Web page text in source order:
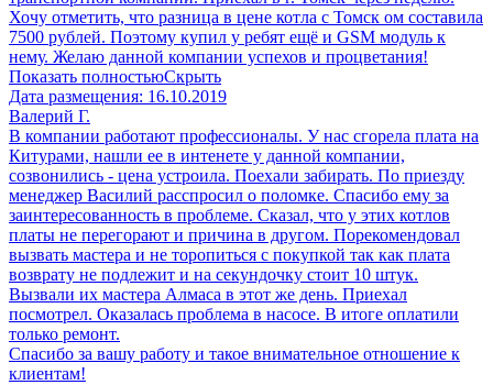
Хочу отметить, что разница в цене котла с Томск ом составила
7500 рублей. Поэтому купил у ребят ещё и GSM модуль к
нему. Желаю данной компании успехов и процветания!
Показать полностьюСкрыть
Дата размещения: 16.10.2019
Валерий Г.
В компании работают профессионалы. У нас сгорела плата на
Китурами, нашли ее в интенете у данной компании,
созвонились - цена устроила. Поехали забирать. По приезду
менеджер Василий расспросил о поломке. Спасибо ему за
заинтересованность в проблеме. Сказал, что у этих котлов
платы не перегорают и причина в другом. Порекомендовал
вызвать мастера и не торопиться с покупкой так как плата
возврату не подлежит и на секундочку стоит 10 штук.
Вызвали их мастера Алмаса в этот же день. Приехал
посмотрел. Оказалась проблема в насосе. В итоге оплатили
только ремонт.
Спасибо за вашу работу и такое внимательное отношение к
клиентам!